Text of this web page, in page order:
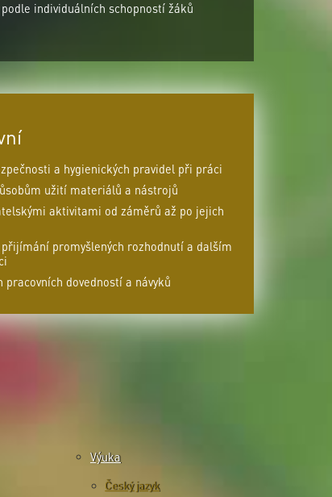
individuálních schopností žáků
a hygienických pravidel při práci
užití materiálů a nástrojů
aktivitami od záměrů až po jejich
promyšlených rozhodnutí a dalším
dovedností a návyků
Výuka
Český jazyk